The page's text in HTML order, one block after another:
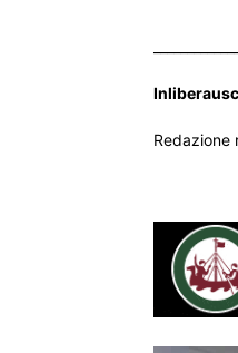
Redazione